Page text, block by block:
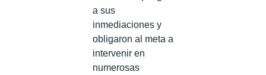
a sus
inmediaciones y
obligaron al meta a
intervenir en
numerosas